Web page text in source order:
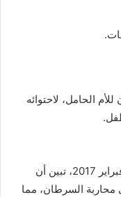
الحامل، لاحتوائه
في الدراسات المعملية التي أجريت في 1 فبراير 2017، تبين أن
محاربة السرطان، مما